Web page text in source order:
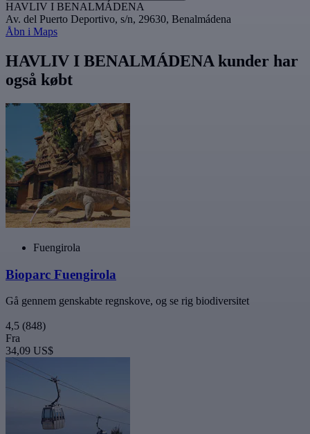
HAVLIV I BENALMÁDENA
Av. del Puerto Deportivo, s/n, 29630, Benalmádena
Åbn i Maps
HAVLIV I BENALMÁDENA kunder har
også købt
Fuengirola
Bioparc Fuengirola
Gå gennem genskabte regnskove, og se rig biodiversitet
4,5 (848)
Fra
34,09 US$